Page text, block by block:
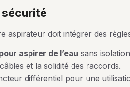
sécurité
aspirateur doit intégrer des
aspirer de l’eau sans
et la solidité des raccords.
différentiel pour une